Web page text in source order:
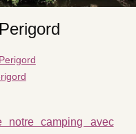
notre camping avec